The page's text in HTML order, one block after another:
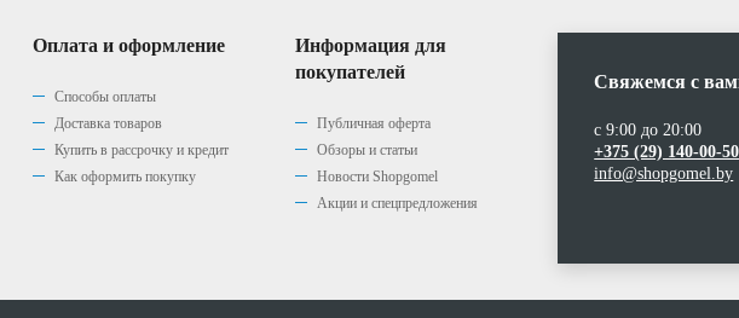
Оплата и оформление
Способы оплаты
Доставка товаров
Купить в рассрочку и кредит
Как оформить покупку
Информация для
покупателей
Публичная оферта
Обзоры и статьи
Новости Shopgomel
Акции и спецпредложения
Свяжемся с
с 9:00 до 20:00
+375 (29) 140-00-50
info@shopgomel.by